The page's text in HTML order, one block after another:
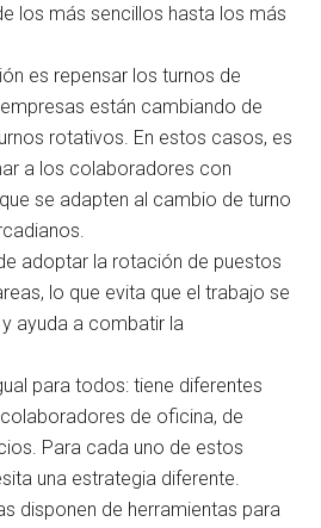
los más sencillos hasta los más
es repensar los turnos de
están cambiando de
rotativos. En estos casos, es
a los colaboradores con
se adapten al cambio de turno
adoptar la rotación de puestos
lo que evita que el trabajo se
ayuda a combatir la
para todos: tiene diferentes
de oficina, de
Para cada uno de estos
una estrategia diferente.
disponen de herramientas para